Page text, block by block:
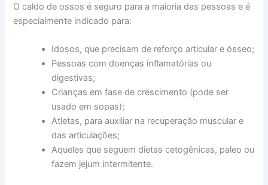
O caldo de ossos é seguro para a maioria das pessoas e é
especialmente indicado para:
Idosos, que precisam de reforço articular e ósseo;
Pessoas com doenças inflamatórias ou
digestivas;
Crianças em fase de crescimento (pode ser
usado em sopas);
Atletas, para auxiliar na recuperação muscular e
das articulações;
Aqueles que seguem dietas cetogênicas, paleo ou
fazem jejum intermitente.